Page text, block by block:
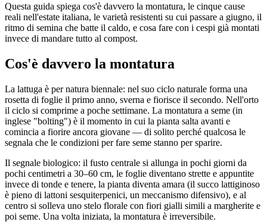
Questa guida spiega cos'è davvero la montatura, le cinque cause
reali nell'estate italiana, le varietà resistenti su cui passare a giugno, il
ritmo di semina che batte il caldo, e cosa fare con i cespi già montati
invece di mandare tutto al compost.
Cos'è davvero la montatura
La lattuga è per natura biennale: nel suo ciclo naturale forma una
rosetta di foglie il primo anno, sverna e fiorisce il secondo. Nell'orto
il ciclo si comprime a poche settimane. La montatura a seme (in
inglese "bolting") è il momento in cui la pianta salta avanti e
comincia a fiorire ancora giovane — di solito perché qualcosa le
segnala che le condizioni per fare seme stanno per sparire.
Il segnale biologico: il fusto centrale si allunga in pochi giorni da
pochi centimetri a 30–60 cm, le foglie diventano strette e appuntite
invece di tonde e tenere, la pianta diventa amara (il succo lattiginoso
è pieno di lattoni sesquiterpenici, un meccanismo difensivo), e al
centro si solleva uno stelo florale con fiori gialli simili a margherite e
poi seme. Una volta iniziata, la montatura è irreversibile.